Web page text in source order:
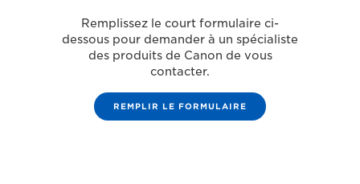
Remplissez le court formulaire ci-
dessous pour demander à un spécialiste
des produits de Canon de vous
contacter.
REMPLIR LE FORMULAIRE